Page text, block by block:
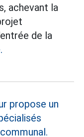
achevant la
de la